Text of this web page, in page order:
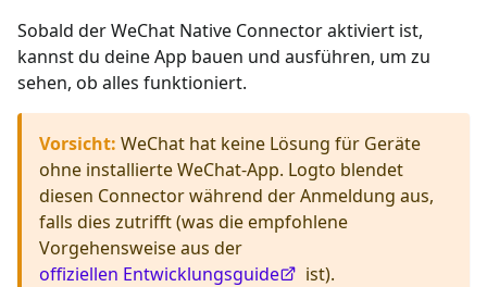
Sobald der WeChat Native Connector aktiviert ist,
kannst du deine App bauen und ausführen, um zu
sehen, ob alles funktioniert.
Vorsicht: WeChat hat keine Lösung für Geräte
ohne installierte WeChat-App. Logto blendet
diesen Connector während der Anmeldung aus,
falls dies zutrifft (was die empfohlene
Vorgehensweise aus der
offiziellen Entwicklungsguide
ist).